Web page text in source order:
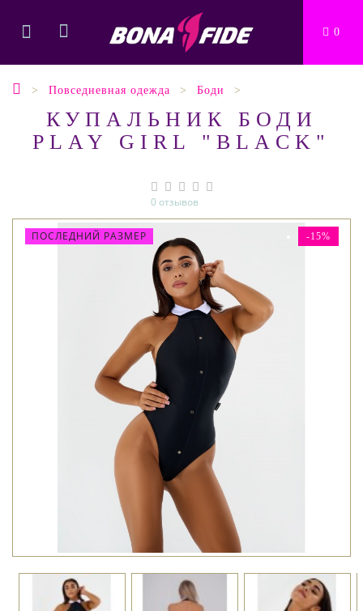
0
Повседневная одежда Боди
КУПАЛЬНИК БОДИ
PLAY GIRL "BLACK"
0 отзывов
ПОСЛЕДНИЙ РАЗМЕР -15%